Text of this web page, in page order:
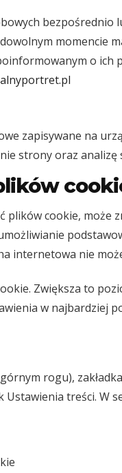
momencie
o ich
zapisywane na
strony oraz
plików cookie,
internetowa nie
Zwiększa to
w najbardziej
rogu),
treści. W